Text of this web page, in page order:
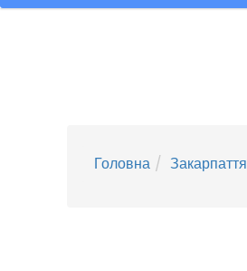
Головна Закарпаття